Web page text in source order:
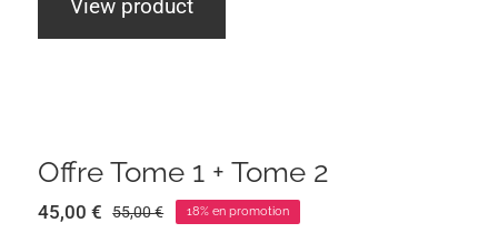
View product
Offre Tome 1 + Tome 2
55,00€Le
45,00€
Le 18% en promotion